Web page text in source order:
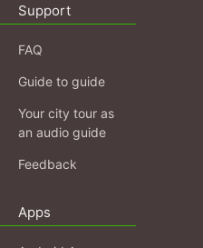
Support
FAQ
Guide to guide
Your city tour as
an audio guide
Feedback
Apps